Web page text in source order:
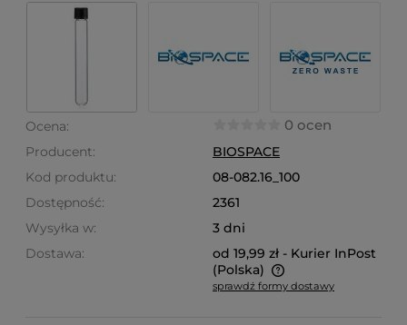
Ocena: 0 ocen
Producent:
BIOSPACE
Kod produktu:
08-082.16_100
Dostępność:
2361
Wysyłka w:
3 dni
Dostawa:
od 19,99 zł - Kurier InPost
(Polska)
Cena nie zawiera ewentualnych kosztów płatności
sprawdź formy dostawy